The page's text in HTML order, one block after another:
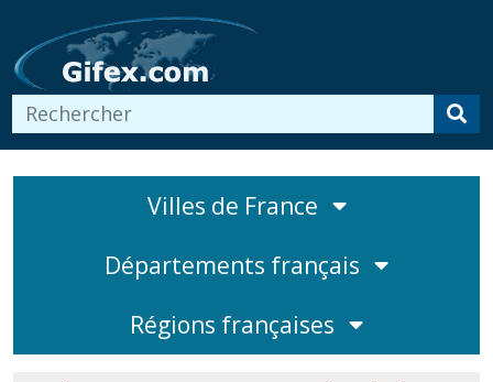
Villes de France
Départements français
Régions françaises